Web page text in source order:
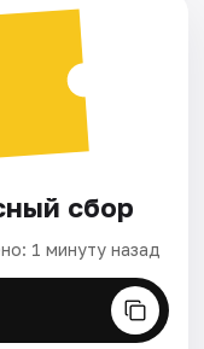
сбор
1 минуту назад